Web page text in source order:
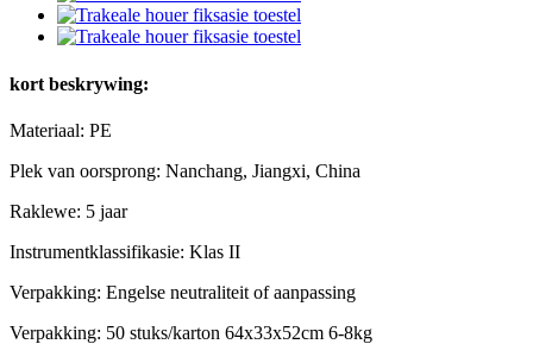
kort beskrywing:
Materiaal: PE
Plek van oorsprong: Nanchang, Jiangxi, China
Raklewe: 5 jaar
Instrumentklassifikasie: Klas II
Verpakking: Engelse neutraliteit of aanpassing
Verpakking: 50 stuks/karton 64x33x52cm 6-8kg